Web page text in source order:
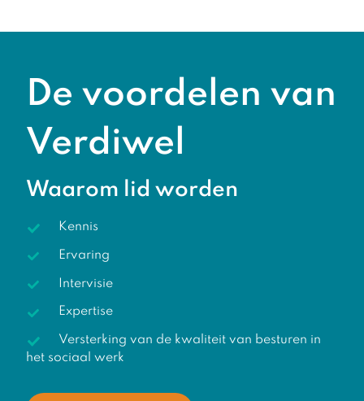
De voordelen van
Verdiwel
Waarom lid worden
Kennis
Ervaring
Intervisie
Expertise
Versterking van de kwaliteit van besturen in
het sociaal werk